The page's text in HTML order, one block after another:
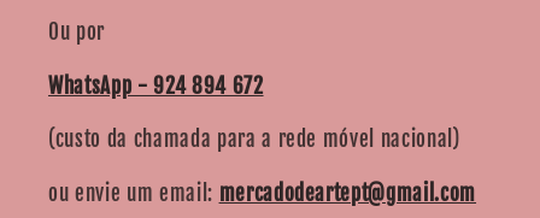
Ou por
WhatsApp - 924 894 672
(custo da chamada para a rede móvel nacional)
ou envie um email: mercadodeartept@gmail.com